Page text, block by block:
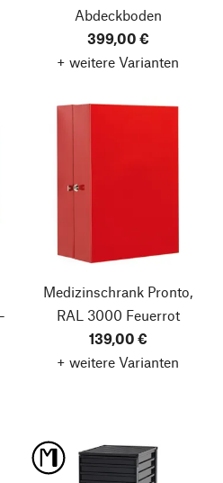
Abdeckboden
399,00 €
+ weitere Varianten
Medizinschrank Pronto,
RAL 3000 Feuerrot
139,00 €
+ weitere Varianten